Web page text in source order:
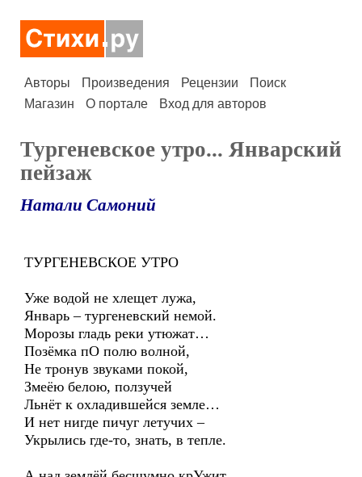
Авторы Произведения Рецензии
Поиск
Магазин
О портале Вход для авторов
Тургеневское утро... Январский
пейзаж
Натали Самоний
ТУРГЕНЕВСКОЕ УТРО
Уже водой не хлещет лужа,
Январь – тургеневский немой.
Морозы гладь реки утюжат…
Позёмка пО полю волной,
Не тронув звуками покой,
Змеёю белою, ползучей
Льнёт к охладившейся земле…
И нет нигде пичуг летучих –
Укрылись где-то, знать, в тепле.